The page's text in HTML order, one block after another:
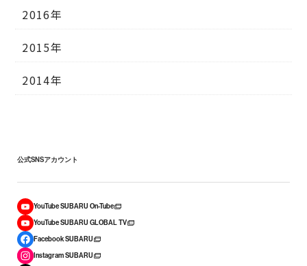
2016年
2015年
2014年
公式SNSアカウント
YouTube SUBARU On-Tube
YouTube SUBARU GLOBAL TV
Facebook SUBARU
Instagram SUBARU